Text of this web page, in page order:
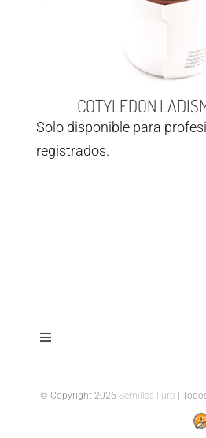
COTYLEDON
Solo disponible para
registrados.
Toggle
© Copyright 2026 Semillas Iluro |